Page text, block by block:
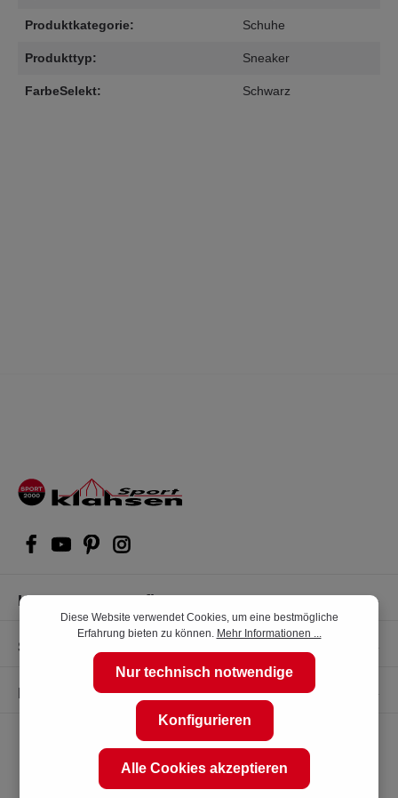
Produktkategorie: Schuhe
Produkttyp: Sneaker
FarbeSelekt: Schwarz
Kompetente Kaufberatung
Shop Service
Informationen
Diese Website verwendet Cookies, um eine bestmögliche
Erfahrung bieten zu können. Mehr Informationen ...
Nur technisch notwendige
Konfigurieren
Alle Cookies akzeptieren